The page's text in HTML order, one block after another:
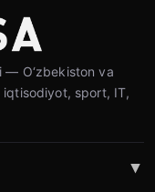
— O‘zbekiston va
sport, IT,